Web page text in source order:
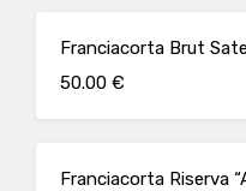
Franciacorta Brut
50.00 €
Franciacorta Riserva